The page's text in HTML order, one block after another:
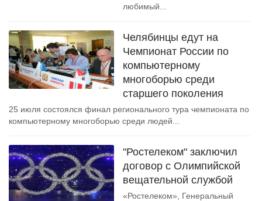
любимый...
Челябинцы едут на
Чемпионат России по
компьютерному
многоборью среди
старшего поколения
25 июля состоялся финал регионального тура чемпионата по
компьютерному многоборью среди людей...
"Ростелеком" заключил
договор с Олимпийской
вещательной службой
«Ростелеком», Генеральный